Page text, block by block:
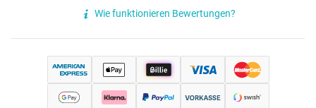
Wie funktionieren Bewertungen?